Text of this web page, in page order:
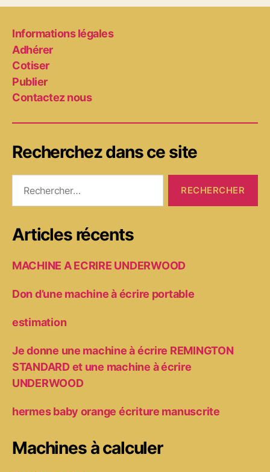
Informations légales
Adhérer
Cotiser
Publier
Contactez nous
Recherchez dans ce site
Articles récents
MACHINE A ECRIRE UNDERWOOD
Don d’une machine à écrire portable
estimation
Je donne une machine à écrire REMINGTON
STANDARD et une machine à écrire
UNDERWOOD
hermes baby orange écriture manuscrite
Machines à calculer